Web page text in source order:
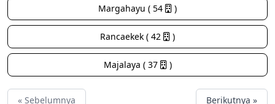
Margahayu ( 54 )
Rancaekek ( 42 )
Majalaya ( 37 )
« Sebelumnya Berikutnya »